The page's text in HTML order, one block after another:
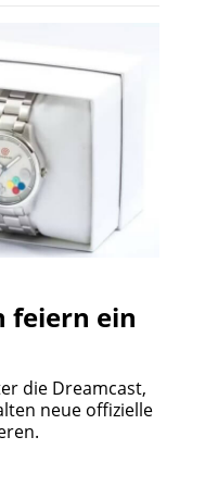
feiern ein
die Dreamcast,
neue offizielle